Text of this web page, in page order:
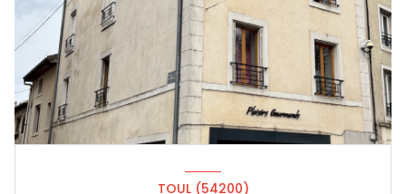
TOUL (54200)